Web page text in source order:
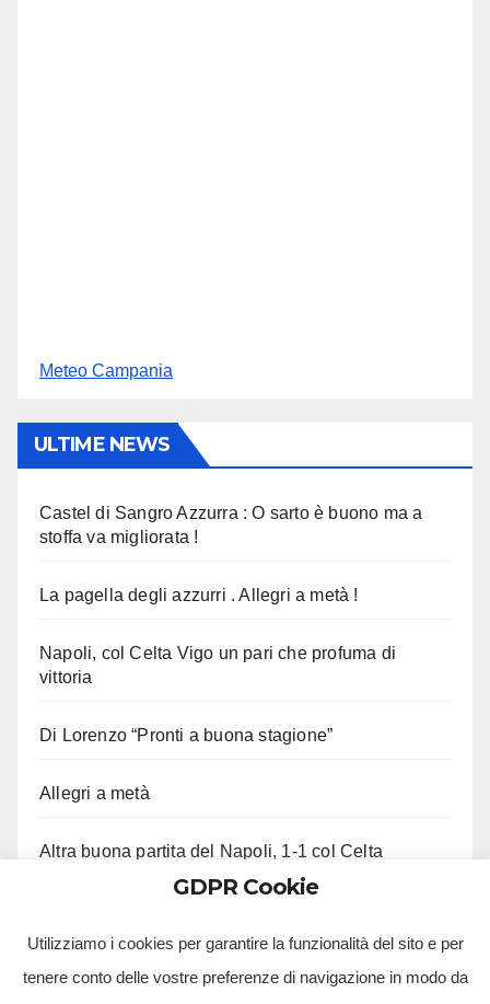
Meteo Campania
ULTIME NEWS
Castel di Sangro Azzurra : O sarto è buono ma a
stoffa va migliorata !
La pagella degli azzurri . Allegri a metà !
Napoli, col Celta Vigo un pari che profuma di
vittoria
Di Lorenzo “Pronti a buona stagione”
Allegri a metà
Altra buona partita del Napoli, 1-1 col Celta
GDPR Cookie
Utilizziamo i cookies per garantire la funzionalità del sito e per
tenere conto delle vostre preferenze di navigazione in modo da